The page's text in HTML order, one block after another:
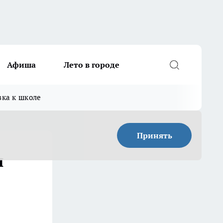
Афиша Лето в городе
к школе
Принять